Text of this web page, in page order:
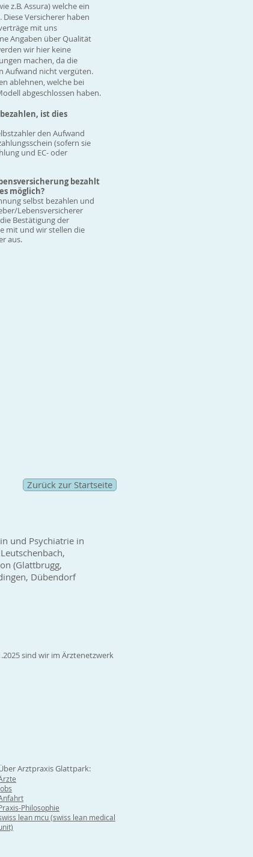
z.B. Assura) welche ein
Versicherer haben
mit uns
Angaben über Qualität
wir hier keine
machen, da die
Aufwand nicht vergüten.
ablehnen, welche bei
abgeschlossen haben.
ist dies
den Aufwand
(sofern sie
und EC- oder
bezahlt
möglich?
selbst bezahlen und
Lebensversicherer
Bestätigung der
mit und wir stellen die
aus.
Zurück zur Startseite
und Psychiatrie in
(Glattbrugg,
Dübendorf
sind wir im Ärztenetzwerk
Arztpraxis Glattpark:
Philosophie
lean mcu (swiss lean medical